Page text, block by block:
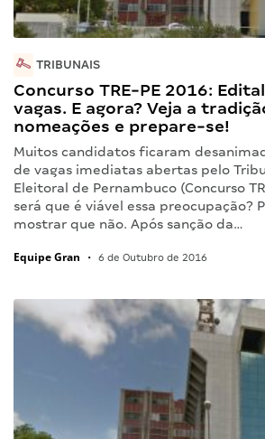
TRIBUNAIS
Concurso TRE-PE 2016:
vagas. E agora? Veja a
nomeações e prepare-se!
Muitos candidatos ficaram
de vagas imediatas abertas pelo
Eleitoral de Pernambuco (Concurso
será que é viável essa preocupação?
mostrar que não. Após sanção da…
Equipe Gran • 6 de Outubro de 2016